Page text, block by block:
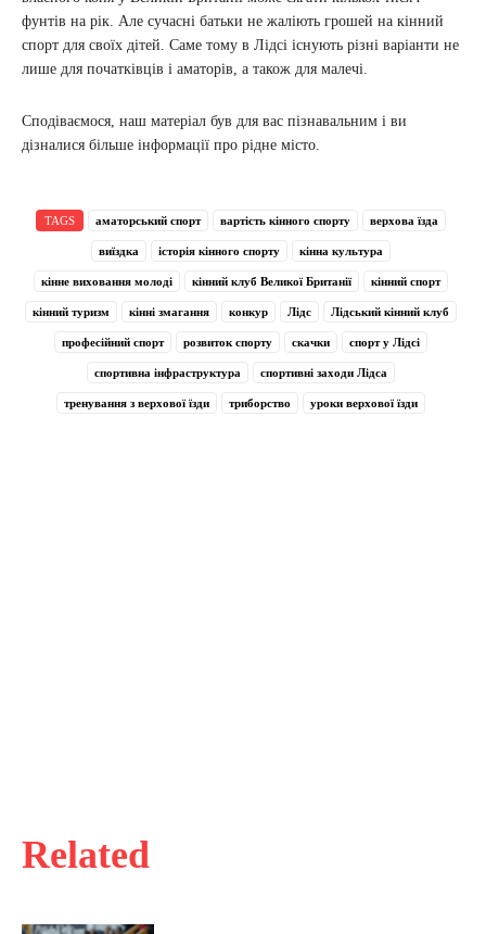
Related
фунтів на рік. Але сучасні батьки не жаліють грошей на кінний
спорт для своїх дітей. Саме тому в Лідсі існують різні варіанти не
лише для початківців і аматорів, а також для малечі.
Сподіваємося, наш матеріал був для вас пізнавальним і ви
дізналися більше інформації про рідне місто.
TAGS аматорський спорт вартість кінного спорту верхова їзда
виїздка історія кінного спорту кінна культура
кінне виховання молоді кінний клуб Великої Британії кінний спорт
кінний туризм кінні змагання конкур Лідс Лідський кінний клуб
професійний спорт розвиток спорту скачки спорт у Лідсі
спортивна інфраструктура спортивні заходи Лідса
тренування з верхової їзди триборство уроки верхової їзди